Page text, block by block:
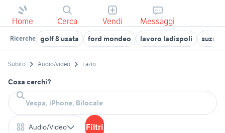
Home Cerca Vendi Messaggi
Ricerche golf 8 usata ford mondeo lavoro ladispoli suzuki
Subito Audio/video Lazio
Cosa cerchi?
Audio/Video Filtri